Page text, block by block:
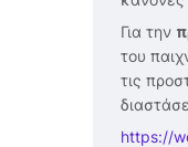
Για την
του
τις
https://